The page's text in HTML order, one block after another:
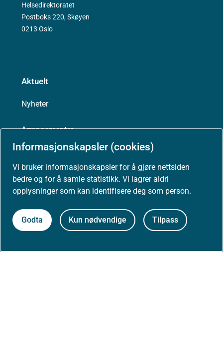
Informasjonskapsler (cookies)
Vi bruker informasjonskapsler for å gjøre nettsiden
bedre og for å samle statistikk. Vi lagrer aldri
opplysninger som kan identifisere deg som person.
Godta Kun nødvendige Tilpass
Helsedirektoratet
Postboks 220, Skøyen
0213 Oslo
Aktuelt
Nyheter
Arrangementer
Presse